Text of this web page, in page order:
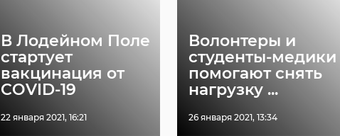
В Лодейном Поле
стартует
вакцинация от
COVID-19
22 января 2021, 16:21
Волонтеры и
студенты-медики
помогают снять
нагрузку ...
26 января 2021, 13:34